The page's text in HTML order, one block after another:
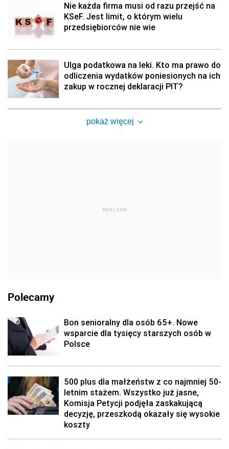
Nie każda firma musi od razu przejść na
KSeF. Jest limit, o którym wielu
przedsiębiorców nie wie
Ulga podatkowa na leki. Kto ma prawo do
odliczenia wydatków poniesionych na ich
zakup w rocznej deklaracji PIT?
pokaż więcej
REKLAMA
Polecamy
Bon senioralny dla osób 65+. Nowe
wsparcie dla tysięcy starszych osób w
Polsce
500 plus dla małżeństw z co najmniej 50-
letnim stażem. Wszystko już jasne,
Komisja Petycji podjęła zaskakującą
decyzję, przeszkodą okazały się wysokie
koszty